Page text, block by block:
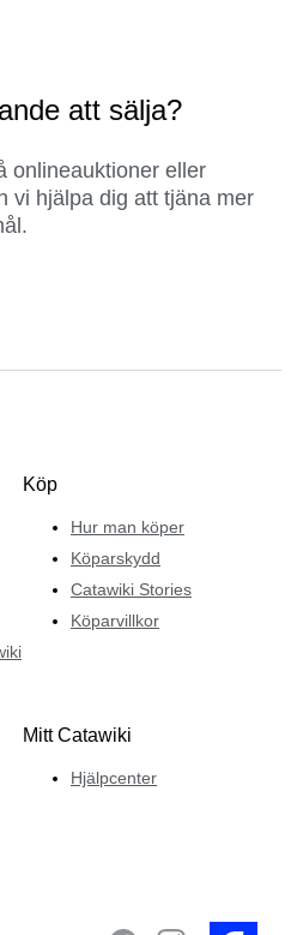
att sälja?
onlineauktioner eller
vi hjälpa dig att tjäna mer
Köp
Hur man köper
Köparskydd
Catawiki Stories
Köparvillkor
Mitt Catawiki
Hjälpcenter